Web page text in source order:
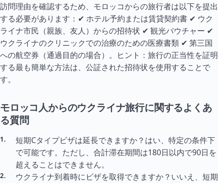
訪問理由を確認するため、モロッコからの旅行者は以下を提出
する必要があります：✔ ホテル予約または賃貸契約書 ✔ ウク
ライナ市民（親族、友人）からの招待状 ✔ 観光バウチャー ✔
ウクライナのクリニックでの治療のための医療書類 ✔ 第三国
への航空券（通過目的の場合）。ヒント：旅行の正当性を証明
する最も簡単な方法は、公証された招待状を使用することで
す。
モロッコ人からのウクライナ旅行に関するよくあ
る質問
短期Cタイプビザは延長できますか？はい、特定の条件下
で可能です。ただし、合計滞在期間は180日以内で90日を
超えることはできません。
ウクライナ到着時にビザを取得できますか？いいえ、短期